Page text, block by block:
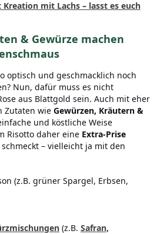
Kreation mit Lachs – lasst es euch
& Gewürze machen
optisch und geschmacklich noch
Nun, dafür muss es nicht
aus Blattgold sein. Auch mit eher
Zutaten wie Gewürzen, Kräutern &
und köstliche Weise
Risotto daher eine Extra-Prise
– vielleicht ja mit den
(z.B. grüner Spargel, Erbsen,
(z.B. Safran,